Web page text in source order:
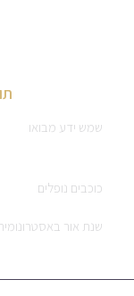
שמש ידע מבואו
כוכבים נופלים
שנת אור